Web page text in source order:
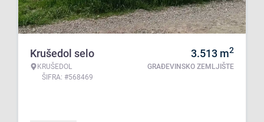
Krušedol selo
KRUŠEDOL
ŠIFRA: #568469
3.513 m2
GRAĐEVINSKO ZEMLJIŠTE